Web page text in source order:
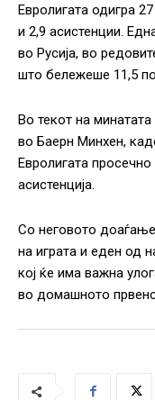
Евролигата одигра
и 2,9 асистенции.
во Русија, во
што бележеше 11,5
Во текот на
во Баерн Минхен,
Евролигата
асистенција.
Со неговото
на играта и еден од
кој ќе има важна
во домашното